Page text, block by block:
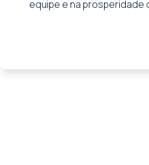
equipe e na prosperidade